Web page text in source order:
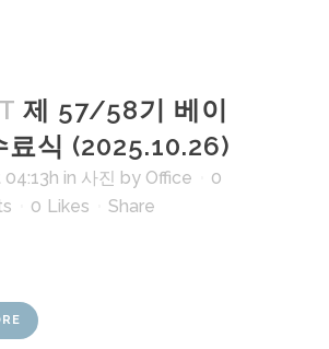
제 57/58기 베이
료식 (2025.10.26)
in 사진 by Office
0
0 Likes Share